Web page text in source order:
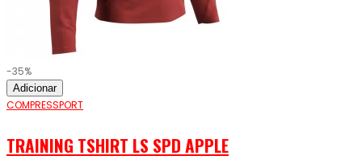
-35%
Adicionar
COMPRESSPORT
TRAINING TSHIRT LS SPD APPLE